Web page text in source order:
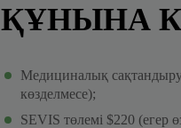
ҚҰНЫНА
Медициналық
көзделмесе);
SEVIS төлемі $220 (егер